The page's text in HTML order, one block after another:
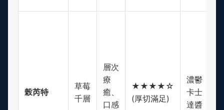
榖芮特
草莓
千層
層次
療
癒、
口感
★★★★☆
(厚切滿足)
濃鬱
卡士
達醬